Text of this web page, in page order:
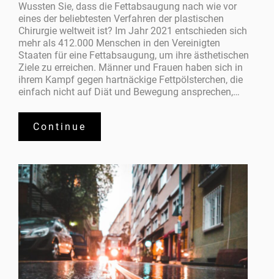
Wussten Sie, dass die Fettabsaugung nach wie vor
eines der beliebtesten Verfahren der plastischen
Chirurgie weltweit ist? Im Jahr 2021 entschieden sich
mehr als 412.000 Menschen in den Vereinigten
Staaten für eine Fettabsaugung, um ihre ästhetischen
Ziele zu erreichen. Männer und Frauen haben sich in
ihrem Kampf gegen hartnäckige Fettpölsterchen, die
einfach nicht auf Diät und Bewegung ansprechen,…
Continue